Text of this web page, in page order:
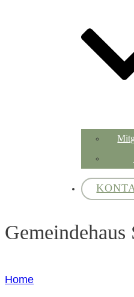
Gemeindehaus
Home